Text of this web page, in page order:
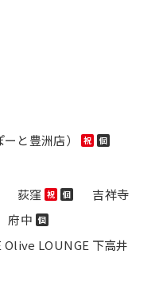
と豊洲店）
祝 個
荻窪 祝 個
吉祥寺
府中 個
Olive LOUNGE 下高井